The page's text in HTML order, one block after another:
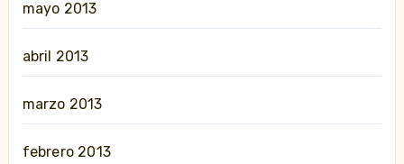
mayo 2013
abril 2013
marzo 2013
febrero 2013